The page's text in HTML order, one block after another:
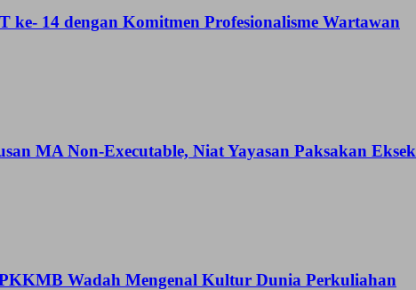
ke- 14 dengan Komitmen Profesionalisme Wartawan
MA Non-Executable, Niat Yayasan Paksakan
Wadah Mengenal Kultur Dunia Perkuliahan